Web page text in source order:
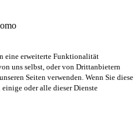
eine erweiterte Funktionalität
uns selbst, oder von Drittanbietern
Seiten verwenden. Wenn Sie diese
oder alle dieser Dienste